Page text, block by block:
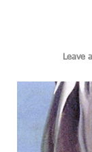
Leave